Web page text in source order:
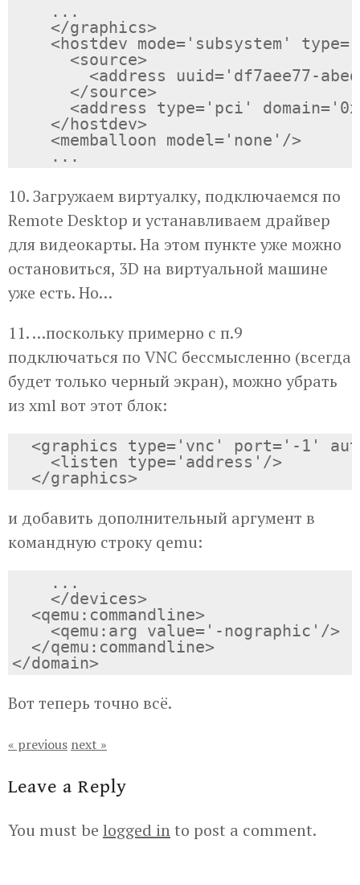
    ...
    </graphics>
<hostdev mode='subsystem'
      <source>
<address uuid='df7aee77-
      </source>
<address type='pci'
    </hostdev>
    <memballoon model='none'/>
10. Загружаем виртуалку, подключаемся по
Remote Desktop и устанавливаем драйвер
для видеокарты. На этом пункте уже можно
остановиться, 3D на виртуальной машине
уже есть. Но…
11. …поскольку примерно с п.9
подключаться по VNC бессмысленно (всегда
будет только черный экран), можно убрать
из xml вот этот блок:
<graphics type='vnc' port='-1'
    <listen type='address'/>
и добавить дополнительный аргумент в
командную строку qemu:
    ...
    </devices>
  <qemu:commandline>
    <qemu:arg value='-nographic'/>
  </qemu:commandline>
Вот теперь точно всё.
« previous next »
Leave a Reply
You must be logged into post a comment.